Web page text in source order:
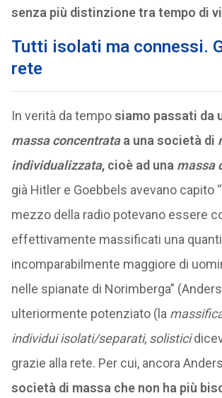
senza più distinzione tra tempo di
Tutti isolati ma connessi.
rete
In verità da temposiamo passati da
massa concentrataa una società di
individualizzata, cioè ad una massa
già Hitler e Goebbels avevano capito
mezzo della radio potevano essere
effettivamente massificati una
incomparabilmente maggiore di
nelle spianate di Norimberga”
ulteriormente potenziato (la
individui isolati/separati, solistici
grazie alla rete. Per cui, ancora
società di massa che non ha più